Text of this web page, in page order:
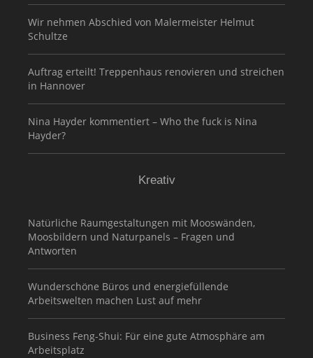
Wir nehmen Abschied von Malermeister Helmut
Schultze
Auftrag erteilt! Treppenhaus renovieren und streichen
in Hannover
Nina Hayder kommentiert – Who the fuck is Nina
Hayder?
Kreativ
Natürliche Raumgestaltungen mit Mooswänden,
Moosbildern und Naturpanels – Fragen und
Antworten
Wunderschöne Büros und energiefüllende
Arbeitswelten machen Lust auf mehr
Business Feng-Shui: Für eine gute Atmosphäre am
Arbeitsplatz